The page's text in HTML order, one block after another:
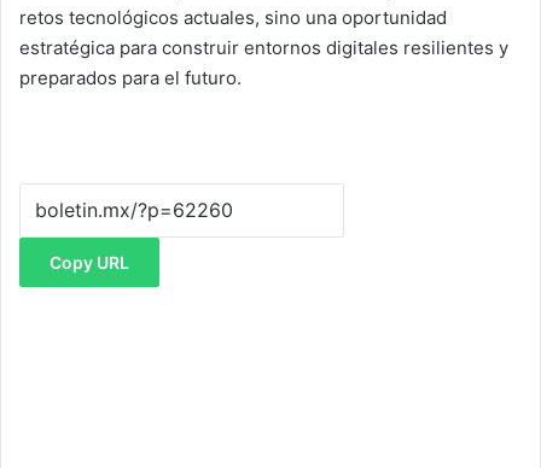
retos tecnológicos actuales, sino una oportunidad
estratégica para construir entornos digitales resilientes y
preparados para el futuro.
Copy URL